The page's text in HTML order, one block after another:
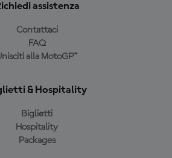
assistenza
Contattaci
FAQ
alla MotoGP™
& Hospitality
Biglietti
Hospitality
Packages